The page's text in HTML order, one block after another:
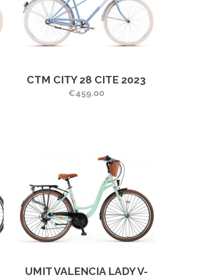
CTM CITY 28 CITE 2023
€459.00
UMIT VALENCIA LADY V-